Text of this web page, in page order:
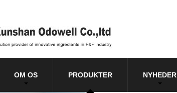
OM OS PRODUKTER NYHEDER